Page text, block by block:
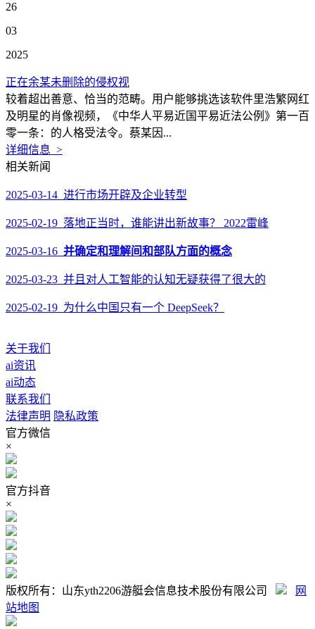
26
03
2025
正在余某未删除的侵权视
较着超出善意、恰当的范畴。用户能够挑选该软件里浩繁网红
及明星的肖像视频，《中华人平易近国平易近法公例》第一百
零一条：的人格受法令。蔡某因...
详细信息 >
相关新闻
2025-03-14 进行市场开辟及企业转型
2025-02-19 落地正当时，谁能讲出新故事？ 2022雷峰
2025-03-16 并确定和理解间和部队方面的概念
2025-03-23 并且对人工智能的认知无疑获得了很大的
2025-02-19 为什么中国只有一个 DeepSeek？
关于我们
ai资讯
ai动态
联系我们
法律声明 隐私政策
官方微信
×
官方抖音
×
版权所有：山东yth2206游艇会信息技术股份有限公司
网
站地图